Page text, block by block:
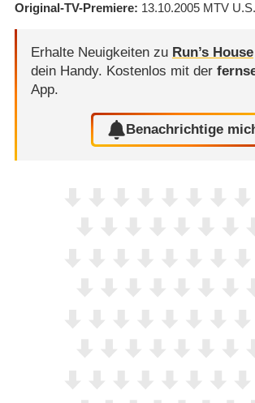
Original-TV-Premiere 13.10.2005 MTV U.S.
Erhalte Neuigkeiten zu Run’s House
dein Handy. Kostenlos mit der
App.
Benachrichtige